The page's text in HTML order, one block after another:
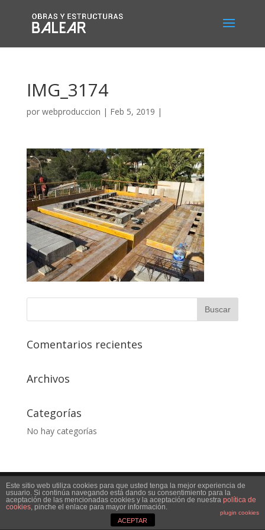
IMG_3174
por webproduccion | Feb 5, 2019 |
Comentarios recientes
Archivos
Categorías
No hay categorías
Desarrollado pordecaprint
Este sitio web utiliza cookies para que usted tenga la mejor experiencia de
usuario. Si continúa navegando está dando su consentimiento para la
aceptación de las mencionadas cookies y la aceptación de nuestra política de
cookies, pinche el enlace para mayor información.
plugin cookies
ACEPTAR